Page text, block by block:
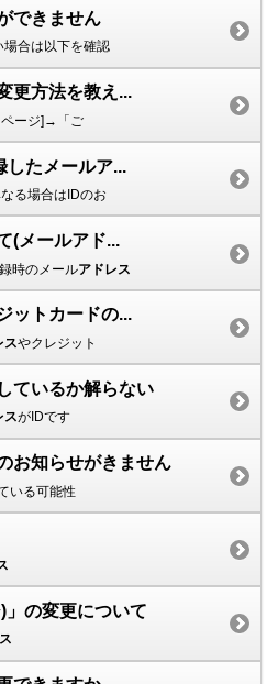
できません
場合は以下を確認
更方法を教え...
ページ]→「ご
したメールア...
る場合はIDのお
(メールアド...
時のメールアドレス
ットカードの...
スやクレジット
ているか解らない
スがIDです
お知らせがきません
いる可能性
」の変更について